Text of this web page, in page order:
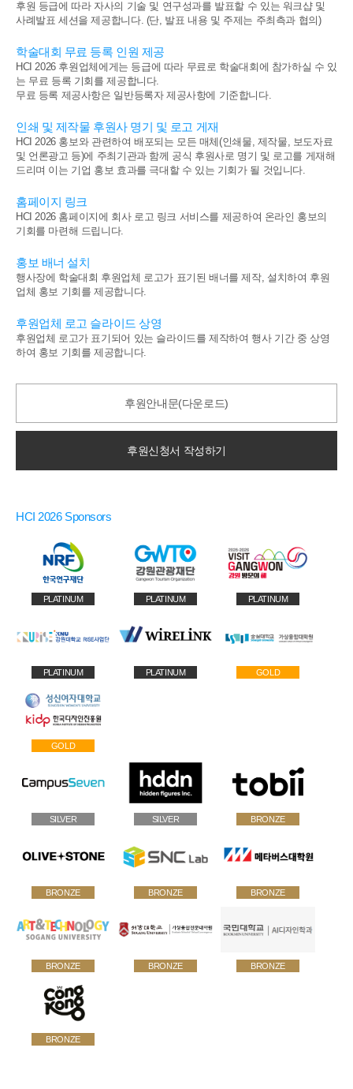
후원 등급에 따라 자사의 기술 및 연구성과를 발표할 수 있는 워크샵 및
사례발표 세션을 제공합니다. (단, 발표 내용 및 주제는 주최측과 협의)
학술대회 무료 등록 인원 제공
HCI 2026 후원업체에게는 등급에 따라 무료로 학술대회에 참가하실 수 있
는 무료 등록 기회를 제공합니다.
무료 등록 제공사항은 일반등록자 제공사항에 기준합니다.
인쇄 및 제작물 후원사 명기 및 로고 게재
HCI 2026 홍보와 관련하여 배포되는 모든 매체(인쇄물, 제작물, 보도자료
및 언론광고 등)에 주최기관과 함께 공식 후원사로 명기 및 로고를 게재해
드리며 이는 기업 홍보 효과를 극대할 수 있는 기회가 될 것입니다.
홈페이지 링크
HCI 2026 홈페이지에 회사 로고 링크 서비스를 제공하여 온라인 홍보의
기회를 마련해 드립니다.
홍보 배너 설치
행사장에 학술대회 후원업체 로고가 표기된 배너를 제작, 설치하여 후원
업체 홍보 기회를 제공합니다.
후원업체 로고 슬라이드 상영
후원업체 로고가 표기되어 있는 슬라이드를 제작하여 행사 기간 중 상영
하여 홍보 기회를 제공합니다.
후원안내문(다운로드)
후원신청서 작성하기
HCI 2026 Sponsors
PLATINUM PLATINUM PLATINUM
PLATINUM PLATINUM GOLD
GOLD
SILVER SILVER BRONZE
BRONZE BRONZE BRONZE
BRONZE BRONZE BRONZE
BRONZE